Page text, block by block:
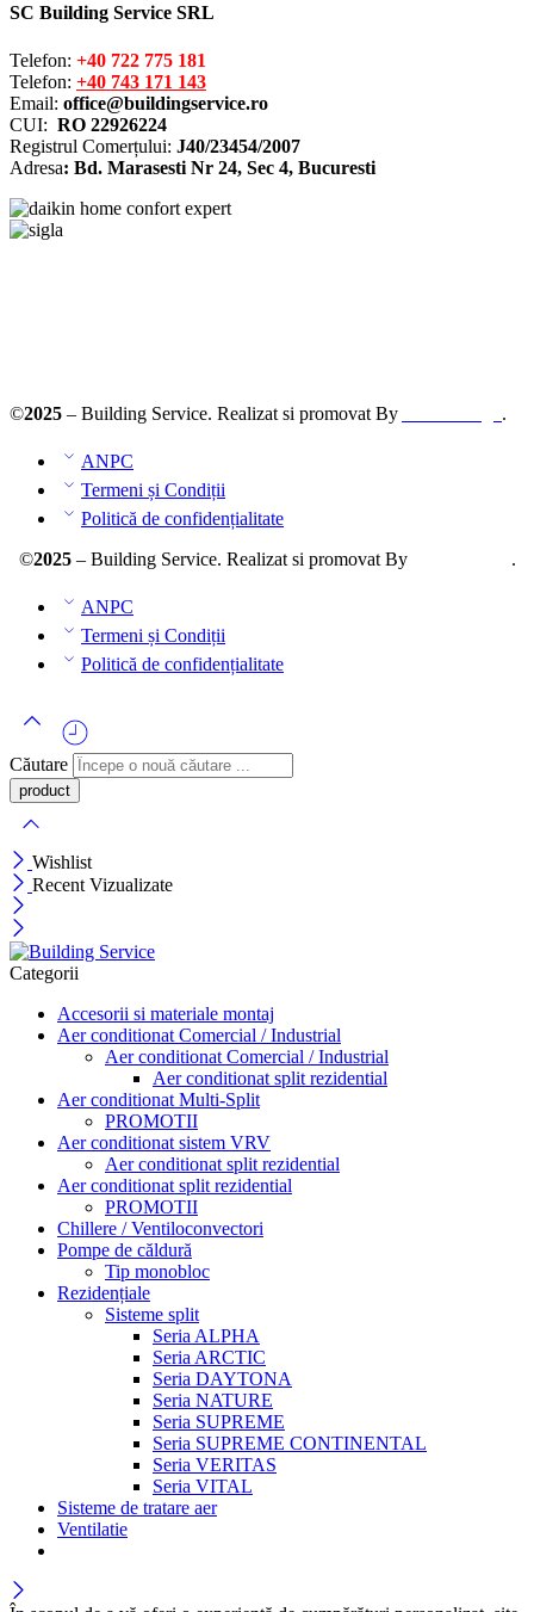
SC Building Service SRL
Telefon: +40 722 775 181
Telefon: +40 743 171 143
Email: office@buildingservice.ro
CUI: RO 22926224
Registrul Comerțului: J40/23454/2007
Adresa: Bd. Marasesti Nr 24, Sec 4, Bucuresti
©2025 – Building Service. Realizat si promovat By .
ANPC
Termeni și Condiții
Politică de confidențialitate
©2025– Building Service. Realizat si promovat By .
ANPC
Termeni și Condiții
Politică de confidențialitate
Căutare
Wishlist
Recent Vizualizate
Categorii
Accesorii si materiale montaj
Aer conditionat Comercial / Industrial
Aer conditionat Comercial / Industrial
Aer conditionat split rezidential
Aer conditionat Multi-Split
PROMOTII
Aer conditionat sistem VRV
Aer conditionat split rezidential
Aer conditionat split rezidential
PROMOTII
Chillere / Ventiloconvectori
Pompe de căldură
Tip monobloc
Rezidențiale
Sisteme split
Seria ALPHA
Seria ARCTIC
Seria DAYTONA
Seria NATURE
Seria SUPREME
Seria SUPREME CONTINENTAL
Seria VERITAS
Seria VITAL
Sisteme de tratare aer
Ventilatie